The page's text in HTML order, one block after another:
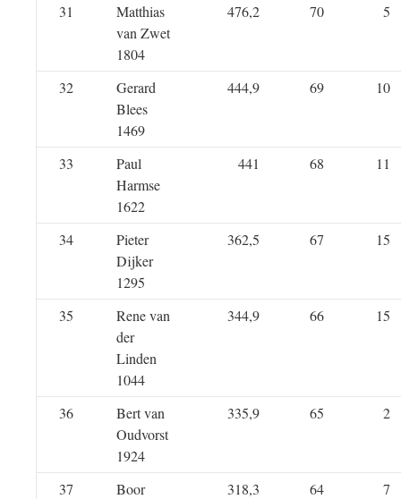
31
Matthias
van Zwet
1804
476,2 70 5
32
Gerard
Blees
1469
444,9 69 10
33
Paul
Harmse
1622
441 68 11
34
Pieter
Dijker
1295
362,5 67 15
35
Rene van
der
Linden
1044
344,9 66 15
36
Bert van
Oudvorst
1924
335,9 65 2
37
Boor
318,3 64 7